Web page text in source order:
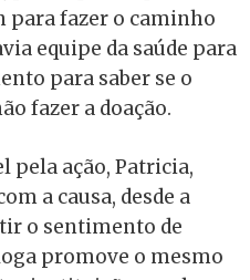
para fazer o caminho
equipe da saúde para
para saber se o
fazer a doação.
pela ação, Patricia,
a causa, desde a
o sentimento de
promove o mesmo